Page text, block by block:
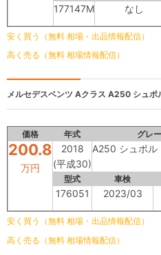
177147M なし
安く買う（無料 相場・出品情報配信）
高く売る（無料 相場情報配信）
メルセデスベンツ Aクラス A250 シュポ
価格 年式 グレ
200.8
万円
2018
(平成30)
A250 シュポル
型式 車検
176051 2023/03
安く買う（無料 相場・出品情報配信）
高く売る（無料 相場情報配信）